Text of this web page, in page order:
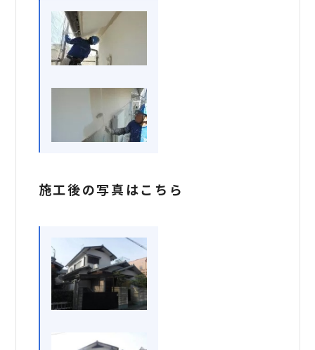
施工後の写真はこちら